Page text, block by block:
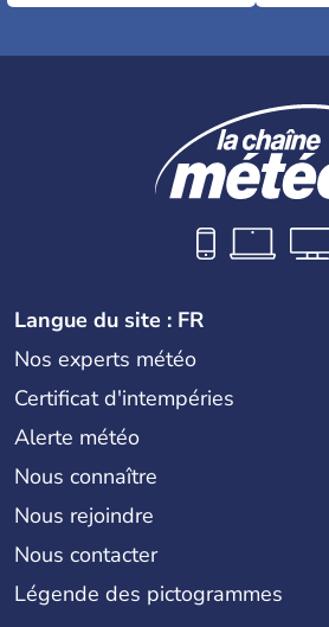
Langue du site : FR
Nos experts météo
Certificat d'intempéries
Alerte météo
Nous connaître
Nous rejoindre
Nous contacter
Légende des pictogrammes